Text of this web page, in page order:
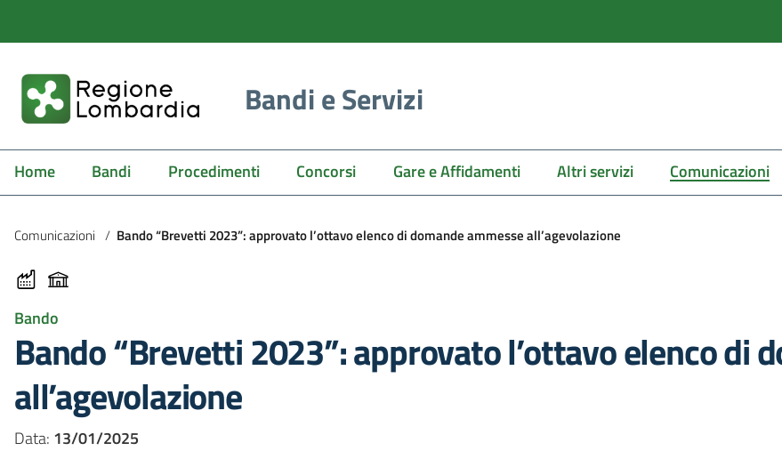
Bandi e Servizi
Home Bandi Procedimenti Concorsi Gare e Affidamenti Altri servizi Comunicazioni
Comunicazioni / Bando “Brevetti 2023”: approvato l’ottavo elenco di domande ammesse all’agevolazione
Bando
Bando “Brevetti 2023”: approvato l’ottavo elenco di
all’agevolazione
Data: 13/01/2025